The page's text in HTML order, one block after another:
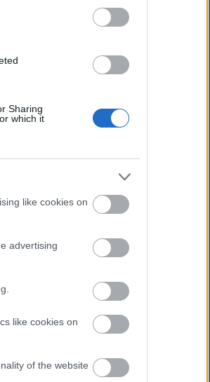
Sharing
which it
like cookies on
advertising
like cookies on
of the website
ha
a
éves
el.
ból
lehet
a